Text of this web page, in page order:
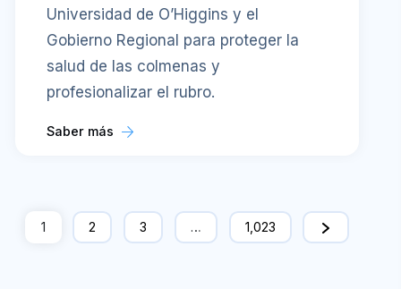
Universidad de O’Higgins y el
Gobierno Regional para proteger la
salud de las colmenas y
profesionalizar el rubro.
Saber más
1 2 3 … 1,023